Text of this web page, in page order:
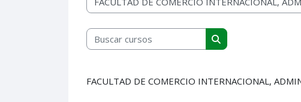
Categorías
Buscar cursos
Buscar cursos
FACULTAD DE COMERCIO INTERNACIONAL,